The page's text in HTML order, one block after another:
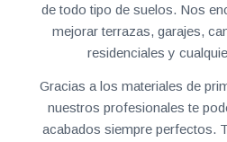
de todo tipo de suelos. Nos
mejorar terrazas, garajes,
residenciales y
Gracias a los materiales de
nuestros profesionales te
acabados siempre perfectos.